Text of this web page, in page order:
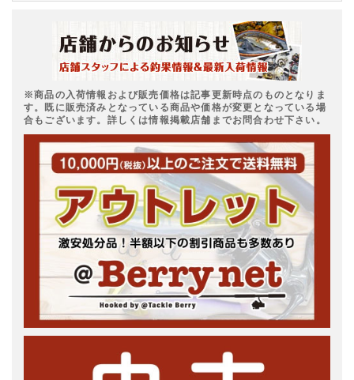
※商品の入荷情報および販売価格は記事更新時点のものとなりま
す。既に販売済みとなっている商品や価格が変更となっている場
合もございます。詳しくは情報掲載店舗までお問合わせ下さい。